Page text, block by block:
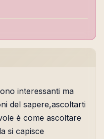
interessanti ma
del sapere,ascoltarti
è come ascoltare
si capisce